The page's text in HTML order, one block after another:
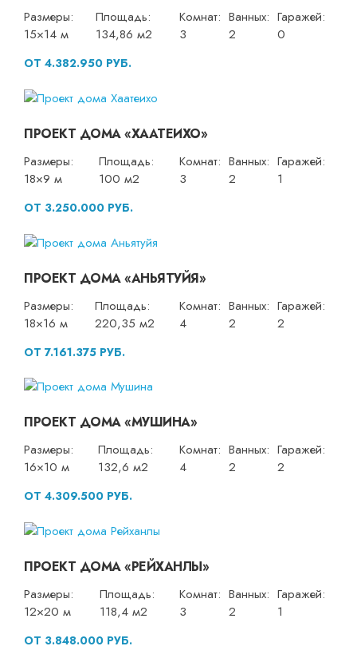
Размеры:
15×14 м
Площадь:
134,86 м2
Комнат:
3
Ванных:
2
Гаражей:
0
ОТ 4.382.950 РУБ.
ПРОЕКТ ДОМА «ХААТЕИХО»
Размеры:
18×9 м
Площадь:
100 м2
Комнат:
3
Ванных:
2
Гаражей:
1
ОТ 3.250.000 РУБ.
ПРОЕКТ ДОМА «АНЬЯТУЙЯ»
Размеры:
18×16 м
Площадь:
220,35 м2
Комнат:
4
Ванных:
2
Гаражей:
2
ОТ 7.161.375 РУБ.
ПРОЕКТ ДОМА «МУШИНА»
Размеры:
16×10 м
Площадь:
132,6 м2
Комнат:
4
Ванных:
2
Гаражей:
2
ОТ 4.309.500 РУБ.
ПРОЕКТ ДОМА «РЕЙХАНЛЫ»
Размеры:
12×20 м
Площадь:
118,4 м2
Комнат:
3
Ванных:
2
Гаражей:
1
ОТ 3.848.000 РУБ.